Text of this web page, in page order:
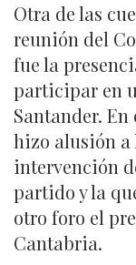
Otra de las
reunión del
fue la
participar en
Santander.
hizo alusión a
intervención
partido y la
otro foro el
Cantabria.